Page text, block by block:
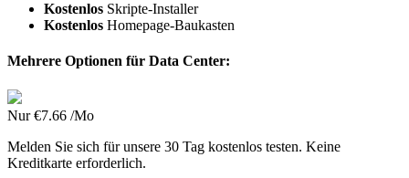
Kostenlos Skripte-Installer
Kostenlos Homepage-Baukasten
Mehrere Optionen für Data Center:
Nur€7.66 /Mo
Melden Sie sich für unsere 30 Tag kostenlos testen. Keine
Kreditkarte erforderlich.